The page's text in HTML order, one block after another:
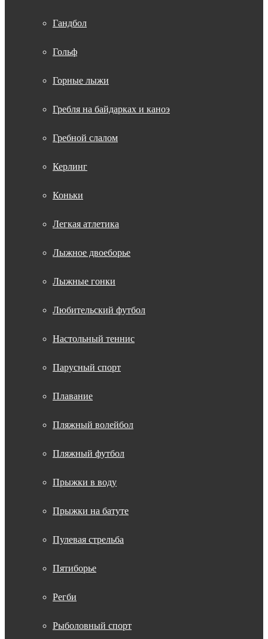
Гандбол
Гольф
Горные лыжи
Гребля на байдарках и каноэ
Гребной слалом
Керлинг
Коньки
Легкая атлетика
Лыжное двоеборье
Лыжные гонки
Любительский футбол
Настольный теннис
Парусный спорт
Плавание
Пляжный волейбол
Пляжный футбол
Прыжки в воду
Прыжки на батуте
Пулевая стрельба
Пятиборье
Регби
Рыболовный спорт